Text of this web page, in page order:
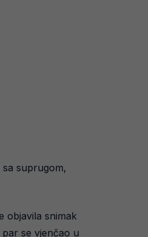
suprugom,
objavila snimak
se vjenčao u